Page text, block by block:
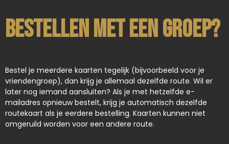
Bestellen met een groep?
Bestel je meerdere kaarten tegelijk (bijvoorbeeld voor je
vriendengroep), dan krijg je allemaal dezelfde route. Wil er
later nog iemand aansluiten? Als je met hetzelfde e-
mailadres opnieuw bestelt, krijg je automatisch dezelfde
routekaart als je eerdere bestelling. Kaarten kunnen niet
omgeruild worden voor een andere route.